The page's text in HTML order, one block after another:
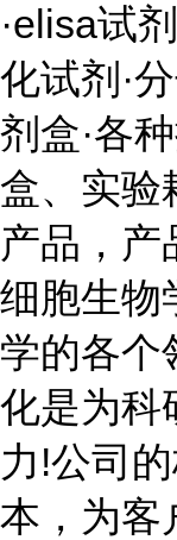
·elisa试
化试剂·
剂盒·各
盒、实验
产品，产
细胞生物
学的各个
化是为科
力!公司
本，为客